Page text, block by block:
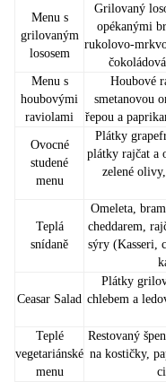
Menu s
grilovaným
lososem
Grilovaný
opékanými
rukolovo-
Menu s
houbovými
raviolami
Houbové
smetanovou
řepou a
Ovocné
studené
menu
Plátky
plátky rajčat a
zelené
Teplá
snídaně
Omeleta,
cheddarem,
sýry (Kasseri,
Ceasar Salad
Plátky
chlebem a
Teplé
vegetariánské
menu
Restovaný
na kostičky,